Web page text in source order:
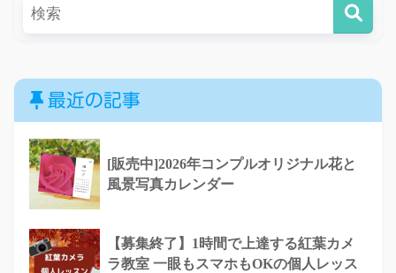
最近の記事
[販売中]2026年コンプルオリジナル花と
風景写真カレンダー
【募集終了】1時間で上達する紅葉カメ
ラ教室 一眼もスマホもOKの個人レッス